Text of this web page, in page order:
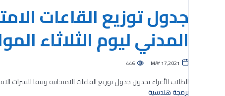
جدول توزيع القاعات
المدني ليوم الثلاثاء الموافق لـ
MAY 17,2021
446
الطلاب الأعزاء تجدون جدول توزيع القاعات الامتحانية وفقا للفترات
برمجة هندسية